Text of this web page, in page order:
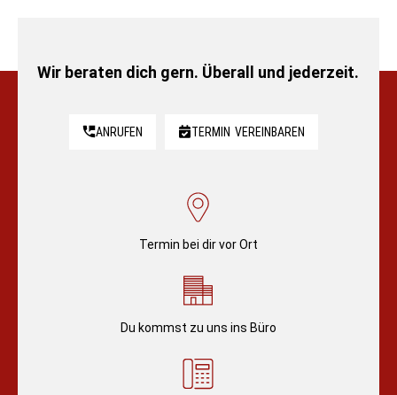
Wir beraten dich gern. Überall und jederzeit.
ANRUFEN TERMIN VEREINBAREN
Termin bei dir vor Ort
Du kommst zu uns ins Büro